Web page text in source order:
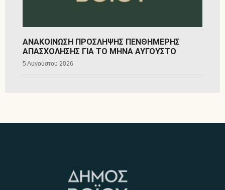
ΑΝΑΚΟΙΝΩΣΗ ΠΡΟΣΛΗΨΗΣ ΠΕΝΘΗΜΕΡΗΣ
ΑΠΑΣΧΟΛΗΣΗΣ ΓΙΑ ΤΟ ΜΗΝΑ ΑΥΓΟΥΣΤΟ
5 Αυγούστου 2026